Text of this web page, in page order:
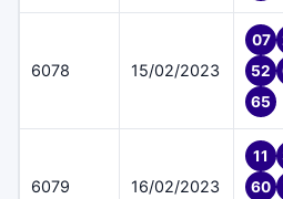
6078 15/02/2023
07
52
65
6079 16/02/2023
11
60